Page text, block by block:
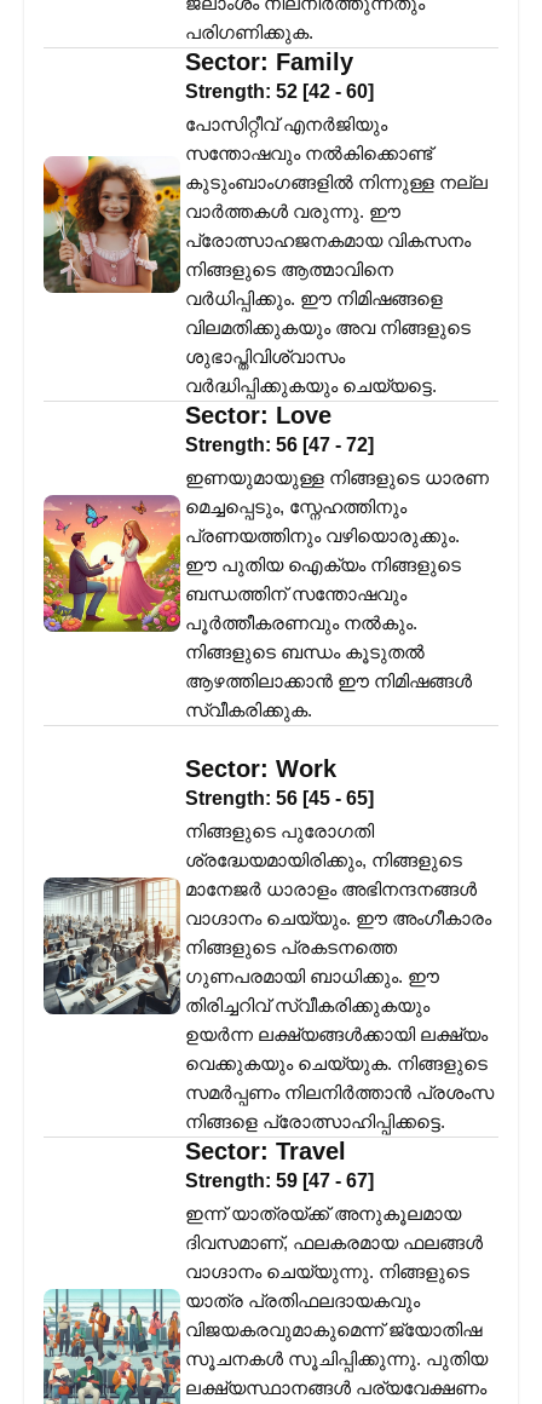
പരിഗണിക്കുക.
Sector: Family
Strength: 52 [42 - 60]
പോസിറ്റീവ് എനർജിയും
സന്തോഷവും നൽകിക്കൊണ്ട്
കുടുംബാംഗങ്ങളിൽ നിന്നുള്ള നല്ല
വാർത്തകൾ വരുന്നു. ഈ
പ്രോത്സാഹജനകമായ വികസനം
നിങ്ങളുടെ ആത്മാവിനെ
വർധിപ്പിക്കും. ഈ നിമിഷങ്ങളെ
വിലമതിക്കുകയും അവ നിങ്ങളുടെ
ശുഭാപ്തിവിശ്വാസം
വർദ്ധിപ്പിക്കുകയും ചെയ്യട്ടെ.
Sector: Love
Strength: 56 [47 - 72]
ഇണയുമായുള്ള നിങ്ങളുടെ ധാരണ
മെച്ചപ്പെടും, സ്നേഹത്തിനും
പ്രണയത്തിനും വഴിയൊരുക്കും.
ഈ പുതിയ ഐക്യം നിങ്ങളുടെ
ബന്ധത്തിന് സന്തോഷവും
പൂർത്തീകരണവും നൽകും.
നിങ്ങളുടെ ബന്ധം കൂടുതൽ
ആഴത്തിലാക്കാൻ ഈ നിമിഷങ്ങൾ
സ്വീകരിക്കുക.
Sector: Work
Strength: 56 [45 - 65]
നിങ്ങളുടെ പുരോഗതി
ശ്രദ്ധേയമായിരിക്കും, നിങ്ങളുടെ
മാനേജർ ധാരാളം അഭിനന്ദനങ്ങൾ
വാഗ്ദാനം ചെയ്യും. ഈ അംഗീകാരം
നിങ്ങളുടെ പ്രകടനത്തെ
ഗുണപരമായി ബാധിക്കും. ഈ
തിരിച്ചറിവ് സ്വീകരിക്കുകയും
ഉയർന്ന ലക്ഷ്യങ്ങൾക്കായി ലക്ഷ്യം
വെക്കുകയും ചെയ്യുക. നിങ്ങളുടെ
സമർപ്പണം നിലനിർത്താൻ പ്രശംസ
നിങ്ങളെ പ്രോത്സാഹിപ്പിക്കട്ടെ.
Sector: Travel
Strength: 59 [47 - 67]
ഇന്ന് യാത്രയ്ക്ക് അനുകൂലമായ
ദിവസമാണ്, ഫലകരമായ ഫലങ്ങൾ
വാഗ്ദാനം ചെയ്യുന്നു. നിങ്ങളുടെ
യാത്ര പ്രതിഫലദായകവും
വിജയകരവുമാകുമെന്ന് ജ്യോതിഷ
സൂചനകൾ സൂചിപ്പിക്കുന്നു. പുതിയ
ലക്ഷ്യസ്ഥാനങ്ങൾ പര്യവേക്ഷണം